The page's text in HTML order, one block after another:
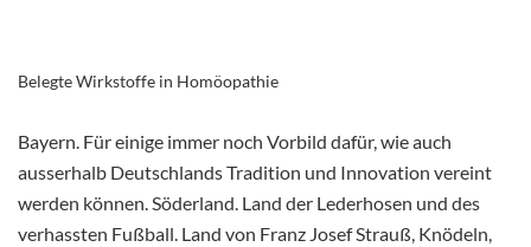
Belegte Wirkstoffe in Homöopathie
Bayern. Für einige immer noch Vorbild dafür, wie auch
ausserhalb Deutschlands Tradition und Innovation vereint
werden können. Söderland. Land der Lederhosen und des
verhassten Fußball. Land von Franz Josef Strauß, Knödeln,